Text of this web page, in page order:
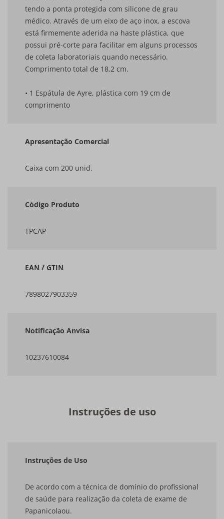
tendo a ponta protegida com silicone de grau
médico. Através de um eixo de aço inox, a escova
está firmemente aderida na haste plástica, que
possui pré-corte para facilitar em alguns processos
de coleta laboratoriais quando necessário.
Comprimento total de 18,2 cm.
• 1 Espátula de Ayre, plástica com 19 cm de
comprimento
Apresentação Comercial
Caixa com 200 unid.
Código Produto
TPCAP
EAN / GTIN
7898027903359
Notificação Anvisa
10237610084
Instruções de uso
Instruções de Uso
De acordo com a técnica de domínio do profissional
de saúde para realização da coleta de exame de
Papanicolaou.